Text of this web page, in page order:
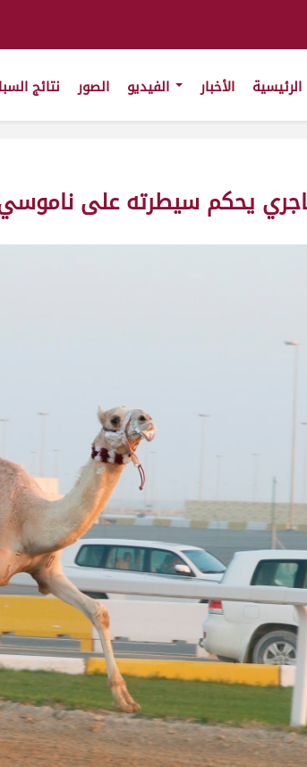
الرئيسية الأخبار الصور نتائج
يحكم سيطرته على ناموسي